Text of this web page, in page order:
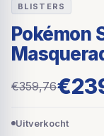
BLISTERS
Pokémon
€359,76
Uitverkocht